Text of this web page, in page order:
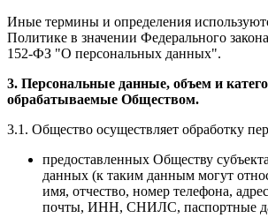
Иные термины и определения
Политике в значении Федерального
152-ФЗ "О персональных данных".
3. Персональные данные, объем и
обрабатываемые Обществом.
3.1. Общество осуществляет обработку
предоставленных Обществу
данных (к таким данным могут
имя, отчество, номер телефона,
почты, ИНН, СНИЛС, паспортные